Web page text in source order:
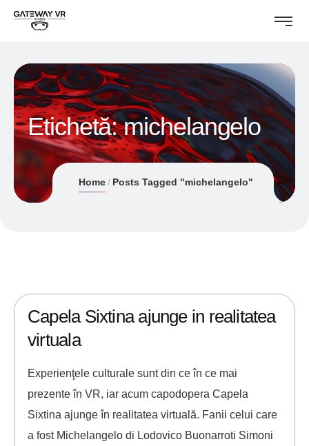
Etichetă:michelangelo
Home Posts Tagged "michelangelo"
Capela Sixtina ajunge in realitatea
virtuala
Experienţele culturale sunt din ce în ce mai
prezente în VR, iar acum capodopera Capela
Sixtina ajunge în realitatea virtuală. Fanii celui care
a fost Michelangelo di Lodovico Buonarroti Simoni